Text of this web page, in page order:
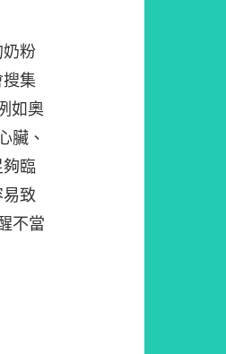
粉
集
如奧
臟、
臨
致
不當